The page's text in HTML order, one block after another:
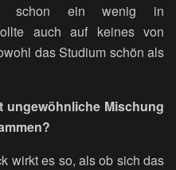
schon ein wenig in
auch auf keines von
das Studium schön als
Mischung
wirkt es so, als ob sich das